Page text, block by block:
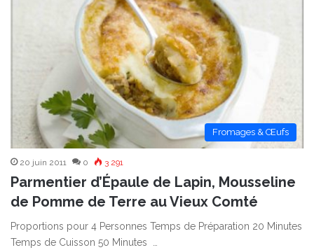
Fromages & Œufs
20 juin 2011 0 3 291
Parmentier d’Épaule de Lapin, Mousseline
de Pomme de Terre au Vieux Comté
Proportions pour 4 Personnes Temps de Préparation 20 Minutes
Temps de Cuisson 50 Minutes …